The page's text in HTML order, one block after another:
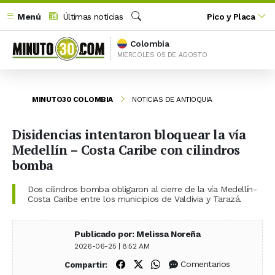
Menú
Últimas noticias
Buscar
Pico y Placa
Colombia
MIERCOLES 05 DE AGOSTO
MINUTO30 COLOMBIA NOTICIAS DE ANTIOQUIA
Disidencias intentaron bloquear la vía
Medellín – Costa Caribe con cilindros
bomba
Dos cilindros bomba obligaron al cierre de la vía Medellín-
Costa Caribe entre los municipios de Valdivia y Tarazá.
Publicado por: Melissa Noreña
2026-06-25 | 8:52 AM
Compartir: Compartir en Facebook
Compartir en X (Twitter)
Compartir en WhatsApp
Comentarios